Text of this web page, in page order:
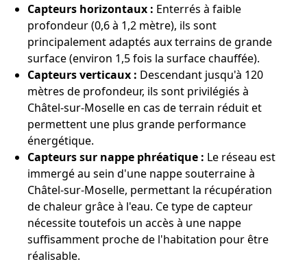
Capteurs horizontaux : Enterrés à faible
profondeur (0,6 à 1,2 mètre), ils sont
principalement adaptés aux terrains de grande
surface (environ 1,5 fois la surface chauffée).
Capteurs verticaux : Descendant jusqu'à 120
mètres de profondeur, ils sont privilégiés à
Châtel-sur-Moselle en cas de terrain réduit et
permettent une plus grande performance
énergétique.
Capteurs sur nappe phréatique : Le réseau est
immergé au sein d'une nappe souterraine à
Châtel-sur-Moselle, permettant la récupération
de chaleur grâce à l'eau. Ce type de capteur
nécessite toutefois un accès à une nappe
suffisamment proche de l'habitation pour être
réalisable.